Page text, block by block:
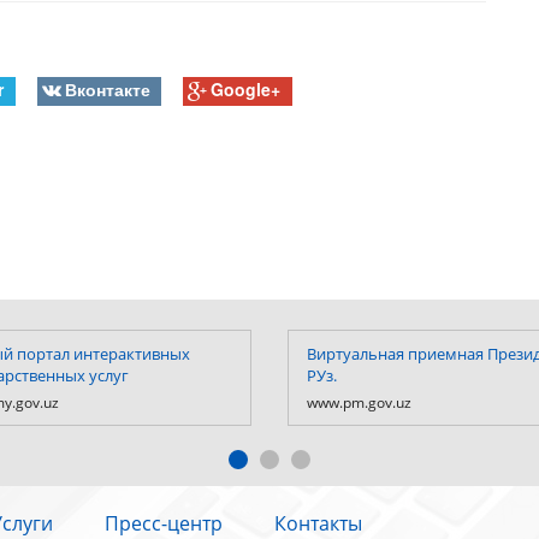
Вконтакте Google+
портал интерактивных
услуг
Виртуальная приемная
РУз.
www.pm.gov.uz
Пресс-центр Контакты